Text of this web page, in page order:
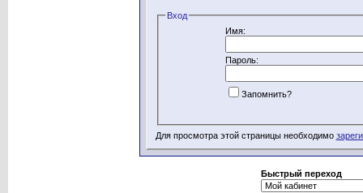
Вход
Имя:
Пароль:
Запомнить?
Для просмотра этой страницы необходимо
Быстрый переход